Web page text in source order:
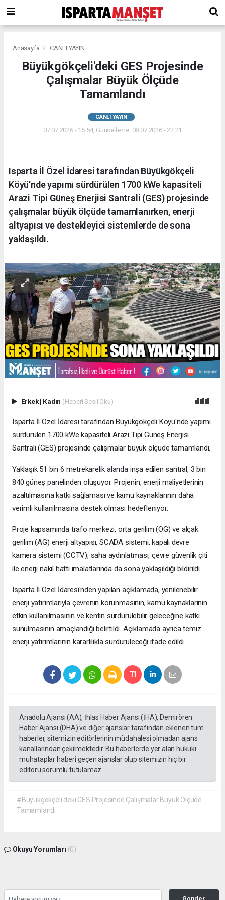
Anasayfa CANLI YAYIN
Büyükgökçeli'deki GES Projesinde
Çalışmalar Büyük Ölçüde
Tamamlandı
CANLI YAYIN
07.07.2026 - 16:54, Güncelleme: 08.07.2026 - 22:21
Isparta İl Özel İdaresi tarafından Büyükgökçeli
Köyü'nde yapımı sürdürülen 1700 kWe kapasiteli
Arazi Tipi Güneş Enerjisi Santrali (GES) projesinde
çalışmalar büyük ölçüde tamamlanırken, enerji
altyapısı ve destekleyici sistemlerde de sona
yaklaşıldı.
Erkek| Kadın (Haberi Sesli Oku)
Isparta İl Özel İdaresi tarafından Büyükgökçeli Köyü'nde yapımı
sürdürülen 1700 kWe kapasiteli Arazi Tipi Güneş Enerjisi
Santrali (GES) projesinde çalışmalar büyük ölçüde tamamlandı.
Yaklaşık 51 bin 6 metrekarelik alanda inşa edilen santral, 3 bin
840 güneş panelinden oluşuyor. Projenin, enerji maliyetlerinin
azaltılmasına katkı sağlaması ve kamu kaynaklarının daha
verimli kullanılmasına destek olması hedefleniyor.
Proje kapsamında trafo merkezi, orta gerilim (OG) ve alçak
gerilim (AG) enerji altyapısı, SCADA sistemi, kapalı devre
kamera sistemi (CCTV), saha aydınlatması, çevre güvenlik çiti
ile enerji nakil hattı imalatlarında da sona yaklaşıldığı bildirildi.
Isparta İl Özel İdaresi'nden yapılan açıklamada, yenilenebilir
enerji yatırımlarıyla çevrenin korunmasının, kamu kaynaklarının
etkin kullanılmasının ve kentin sürdürülebilir geleceğine katkı
sunulmasının amaçlandığı belirtildi. Açıklamada ayrıca temiz
enerji yatırımlarının kararlılıkla sürdürüleceği ifade edildi.
Anadolu Ajansı (AA), İhlas Haber Ajansı (İHA), Demirören
Haber Ajansı (DHA) ve diğer ajanslar tarafından eklenen tüm
haberler, sitemizin editörlerinin müdahalesi olmadan ajans
kanallarından çekilmektedir. Bu haberlerde yer alan hukuki
muhataplar haberi geçen ajanslar olup sitemizin hiç bir
editörü sorumlu tutulamaz...
#Büyükgökçeli'deki GES Projesinde Çalışmalar Büyük Ölçüde
Tamamlandı
Okuyu Yorumları (0)